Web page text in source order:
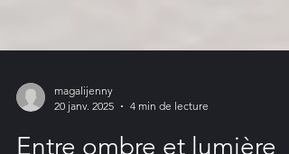
20 janv. 2025
4 min de lecture